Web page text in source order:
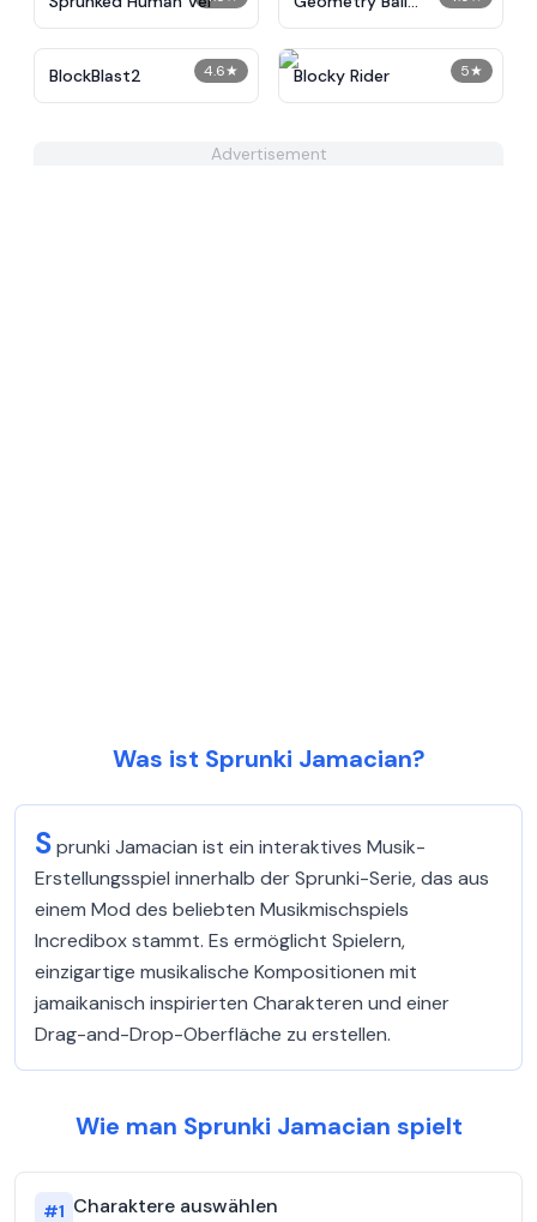
Challenge
4.6★
BlockBlast2 5★
Blocky Rider
Advertisement
Was ist Sprunki Jamacian?
Sprunki Jamacian ist ein interaktives Musik-
Erstellungsspiel innerhalb der Sprunki-Serie, das aus
einem Mod des beliebten Musikmischspiels
Incredibox stammt. Es ermöglicht Spielern,
einzigartige musikalische Kompositionen mit
jamaikanisch inspirierten Charakteren und einer
Drag-and-Drop-Oberfläche zu erstellen.
Wie man Sprunki Jamacian spielt
#1 Charaktere auswählen